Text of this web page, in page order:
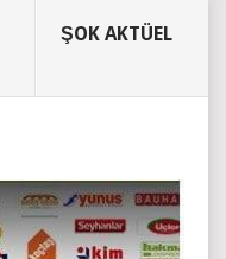
ŞOK AKTÜEL